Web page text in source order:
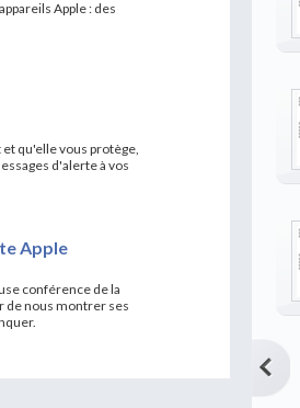
Apple : des
qu'elle vous protège,
d'alerte à vos
Apple
conférence de la
de nous montrer ses